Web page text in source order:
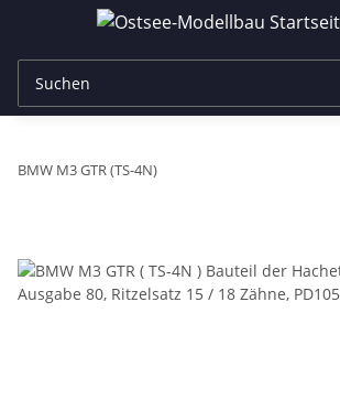
BMW M3 GTR (TS-4N)